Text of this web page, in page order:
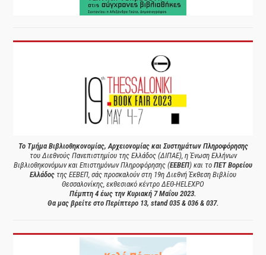
Το Τμήμα Βιβλιοθηκονομίας, Αρχειονομίας και Συστημάτων Πληροφόρησης
του Διεθνούς Πανεπιστημίου της Ελλάδος (ΔΙΠΑΕ), η Ένωση Ελλήνων
Βιβλιοθηκονόμων και Επιστημόνων Πληροφόρησης (ΕΕΒΕΠ) και το ΠΕΤ Βορείου
Ελλάδος της ΕΕΒΕΠ, σάς προσκαλούν στη 19η Διεθνή Έκθεση Βιβλίου
Θεσσαλονίκης, εκθεσιακό κέντρο ΔΕΘ-HELEXPO
Πέμπτη 4 έως την Κυριακή 7 Μαΐου 2023.
Θα μας βρείτε στο Περίπτερο 13, stand 035 & 036 & 037.